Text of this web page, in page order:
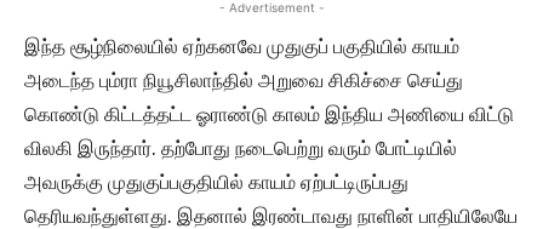
- Advertisement -
இந்த சூழ்நிலையில் ஏற்கனவே முதுகுப் பகுதியில் காயம்
அடைந்த பும்ரா நியூசிலாந்தில் அறுவை சிகிச்சை செய்து
கொண்டு கிட்டத்தட்ட ஓராண்டு காலம் இந்திய அணியை விட்டு
விலகி இருந்தார். தற்போது நடைபெற்று வரும் போட்டியில்
அவருக்கு முதுகுப்பகுதியில் காயம் ஏற்பட்டிருப்பது
தெரியவந்துள்ளது. இதனால் இரண்டாவது நாளின் பாதியிலேயே